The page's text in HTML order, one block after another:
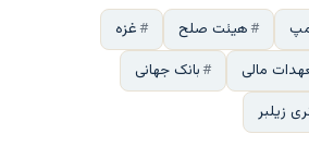
هیئت صلح
غزه
مالی
بانک جهانی
زیلبر